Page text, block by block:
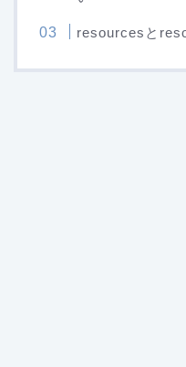
resourcesと